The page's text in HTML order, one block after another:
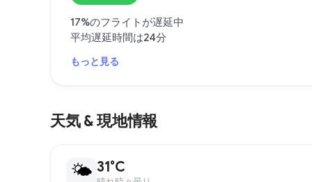
17%のフライトが遅延中
平均遅延時間は24分
もっと見る
天気 & 現地情報
🌤 31°C